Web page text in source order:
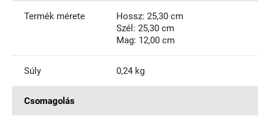
Termék mérete
Hossz: 25,30 cm
Szél: 25,30 cm
Mag: 12,00 cm
Súly 0,24 kg
Csomagolás